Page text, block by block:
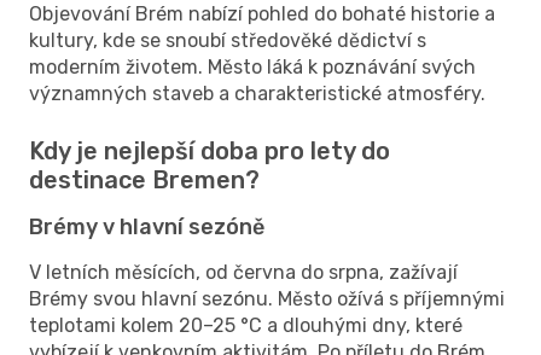
Objevování Brém nabízí pohled do bohaté historie a
kultury, kde se snoubí středověké dědictví s
moderním životem. Město láká k poznávání svých
významných staveb a charakteristické atmosféry.
Kdy je nejlepší doba pro lety do
destinace Bremen?
Brémy v hlavní sezóně
V letních měsících, od června do srpna, zažívají
Brémy svou hlavní sezónu. Město ožívá s příjemnými
teplotami kolem 20–25 °C a dlouhými dny, které